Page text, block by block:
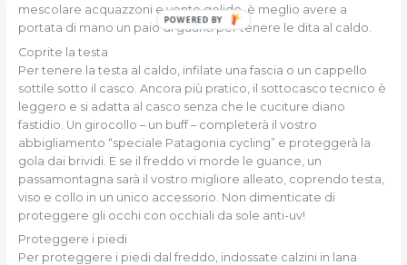
mescolare acquazzoni e vento gelido, è meglio avere a
portata di mano un paio di guanti per tenere le dita al caldo.
Coprite la testa
Per tenere la testa al caldo, infilate una fascia o un cappello
sottile sotto il casco. Ancora più pratico, il sottocasco tecnico è
leggero e si adatta al casco senza che le cuciture diano
fastidio. Un girocollo – un buff – completerà il vostro
abbigliamento “speciale Patagonia cycling” e proteggerà la
gola dai brividi. E se il freddo vi morde le guance, un
passamontagna sarà il vostro migliore alleato, coprendo testa,
viso e collo in un unico accessorio. Non dimenticate di
proteggere gli occhi con occhiali da sole anti-uv!
Proteggere i piedi
Per proteggere i piedi dal freddo, indossate calzini in lana
POWERED BY